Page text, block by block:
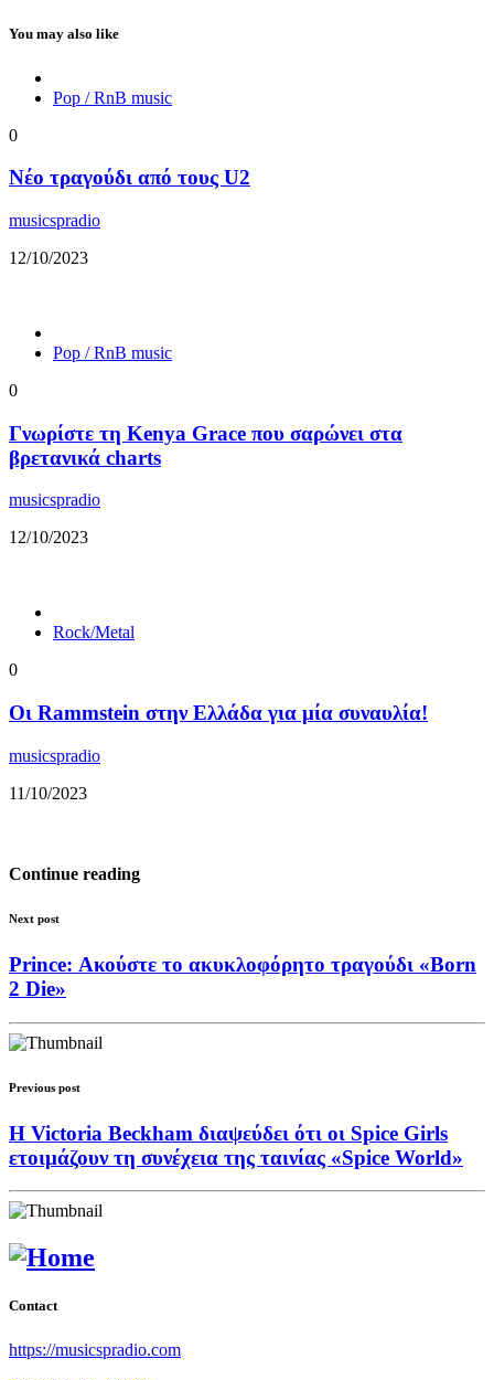
You may also like
Pop / RnB music
0
Νέο τραγούδι από τους U2
musicspradio
12/10/2023
Pop / RnB music
0
Γνωρίστε τη Kenya Grace που σαρώνει στα
βρετανικά charts
musicspradio
12/10/2023
Rock/Metal
0
Οι Rammstein στην Ελλάδα για μία συναυλία!
musicspradio
11/10/2023
Continue reading
Next post
Prince: Ακούστε το ακυκλοφόρητο τραγούδι «Born
2 Die»
Previous post
Η Victoria Beckham διαψεύδει ότι οι Spice Girls
ετοιμάζουν τη συνέχεια της ταινίας «Spice World»
Contact
https://musicspradio.com